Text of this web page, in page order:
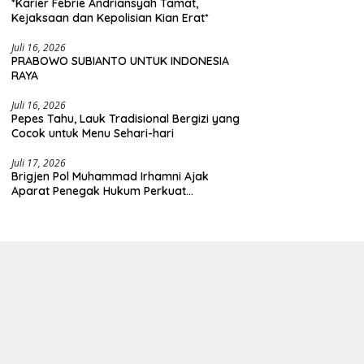
*Karier Febrie Andriansyah Tamat,
Kejaksaan dan Kepolisian Kian Erat*
Juli 16, 2026
PRABOWO SUBIANTO UNTUK INDONESIA
RAYA
Juli 16, 2026
Pepes Tahu, Lauk Tradisional Bergizi yang
Cocok untuk Menu Sehari-hari
Juli 17, 2026
Brigjen Pol Muhammad Irhamni Ajak
Aparat Penegak Hukum Perkuat